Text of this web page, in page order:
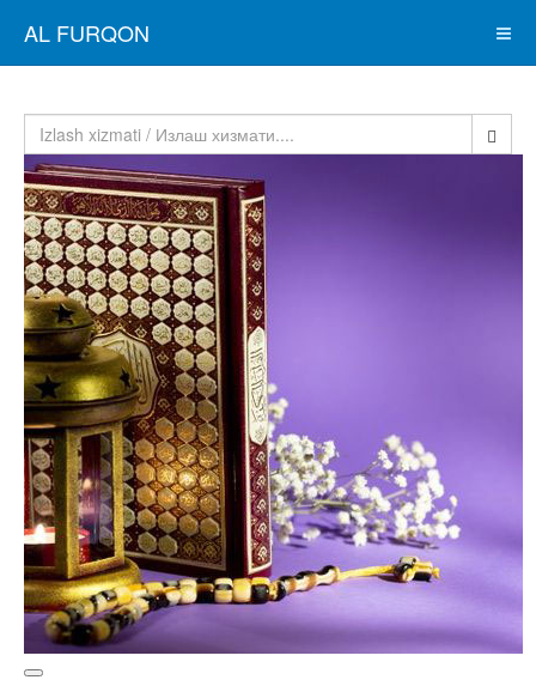
AL FURQON